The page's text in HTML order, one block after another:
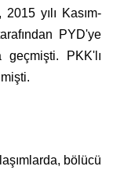
yılı Kasım-
PYD'ye
PKK'lı
bölücü